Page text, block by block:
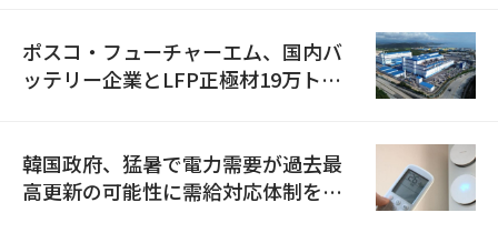
ポスコ・フューチャーエム、国内バ
ッテリー企業とLFP正極材19万トン
韓国政府、猛暑で電力需要が過去最
高更新の可能性に需給対応体制を点